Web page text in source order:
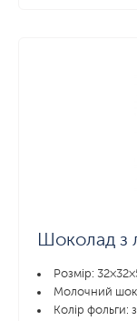
Шоколад з
Розмір:
Молочний
Колір фольги: